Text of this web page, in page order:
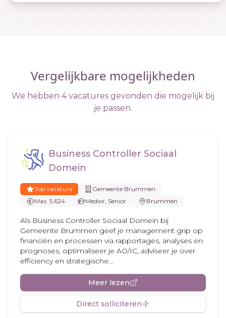
Vergelijkbare mogelijkheden
We hebben 4 vacatures gevonden die mogelijk bij
je passen.
Business Controller Sociaal
Domein
Top vacature
Gemeente Brummen
Max. 5.624
Medior, Senior Brummen
Als Business Controller Sociaal Domein bij
Gemeente Brummen geef je management grip op
financiën en processen via rapportages, analyses en
prognoses, optimaliseer je AO/IC, adviseer je over
efficiency en strategische...
Meer lezen
Direct solliciteren